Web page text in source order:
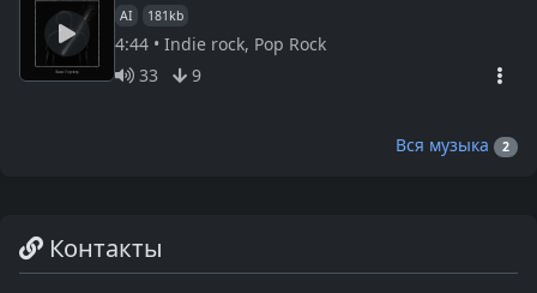
AI 181kb
4:44 • Indie rock, Pop Rock
33
9
Вся музыка 2
Контакты